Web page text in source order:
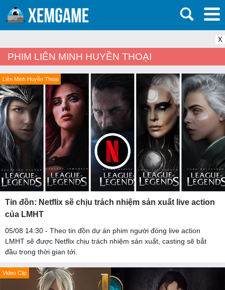
X
PHIM LIÊN MINH HUYỀN THOẠI
Liên Minh Huyền Thoại
Tin đồn: Netflix sẽ chịu trách nhiệm sản xuất live action
của LMHT
05/08 14:30 - Theo tin đồn dự án phim người đóng live action
LMHT sẽ được Netflix chịu trách nhiệm sản xuất, casting sẽ bắt
đầu trong thời gian tới.
Video Clip